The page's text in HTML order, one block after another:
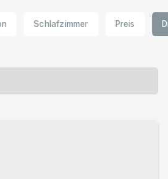
Schlafzimmer Preis